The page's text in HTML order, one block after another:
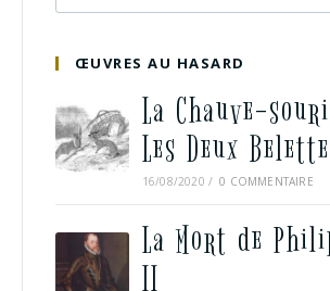
ŒUVRES AU HASARD
La Chauve-
Les Deux
16/08/2020 / 0 COMMENTAIRE
La Mort de
II